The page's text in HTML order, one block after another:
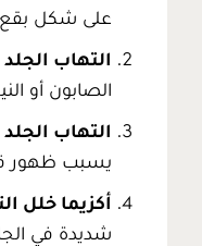
على شكل بقع
التهاب
الصابون أو
التهاب
يسبب ظهور
أكزيما خلل
شديدة في